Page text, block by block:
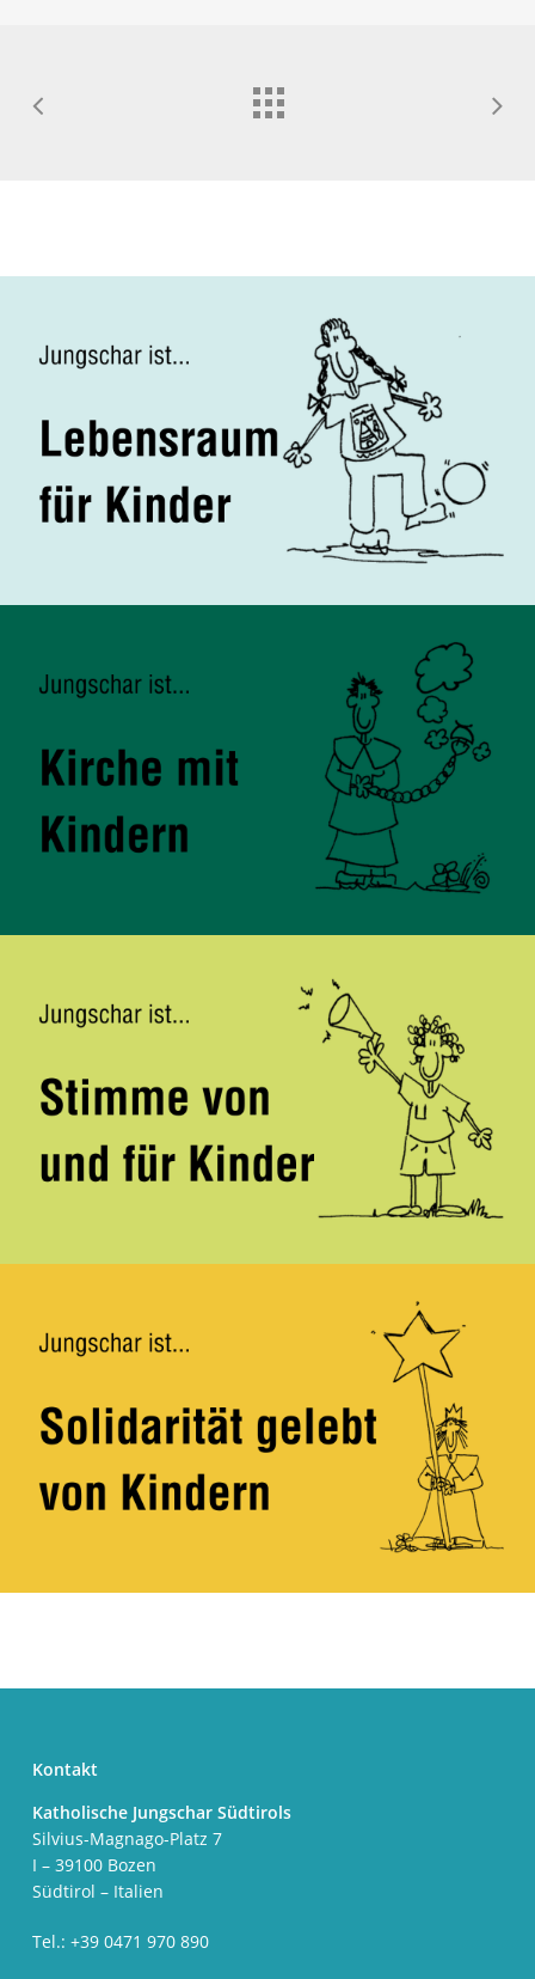
Kontakt
Katholische Jungschar Südtirols
Silvius-Magnago-Platz 7
I – 39100 Bozen
Südtirol – Italien
Tel.: +39 0471 970 890